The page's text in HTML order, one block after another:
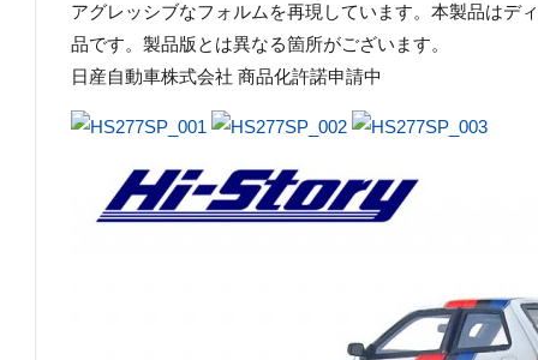
アグレッシブなフォルムを再現しています。本製品はデ
品です。製品版とは異なる箇所がございます。
日産自動車株式会社 商品化許諾申請中